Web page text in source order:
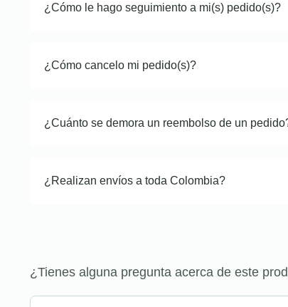
¿Cómo le hago seguimiento a mi(s) pedido(s)?
¿Cómo cancelo mi pedido(s)?
¿Cuánto se demora un reembolso de un
¿Realizan envíos a toda Colombia?
¿Tienes alguna pregunta acerca de este